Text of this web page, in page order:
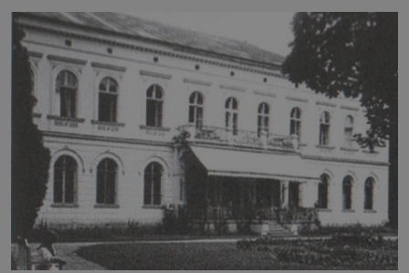
jednoduchost, měkkost a bezpečí, proto by pokoj
miminka měl působit především klidně a útulně.
Předškolní věk je